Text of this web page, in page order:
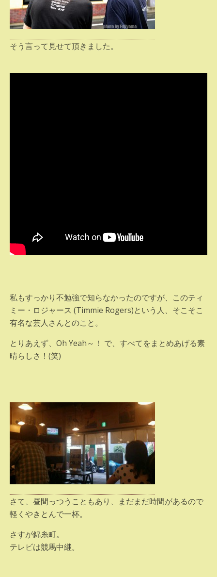
そう言って見せて頂きました。
私もすっかり不勉強で知らなかったのですが、このティ
ミー・ロジャース (Timmie Rogers)という人、そこそこ
有名な芸人さんとのこと。
とりあえず、Oh Yeah～！ で、すべてをまとめあげる素
晴らしさ！(笑)
さて、昼間っつうこともあり、まだまだ時間があるので
軽くやきとんで一杯。
さすが錦糸町。
テレビは競馬中継。